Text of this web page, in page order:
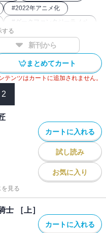
#2022年アニメ化
# ダークファンタジーラノベ
する
新刊から
まとめてカート
ンツはカートに追加されません。
2
カートに入れる
試し読み
お気に入り
見る
［上］
カートに入れる